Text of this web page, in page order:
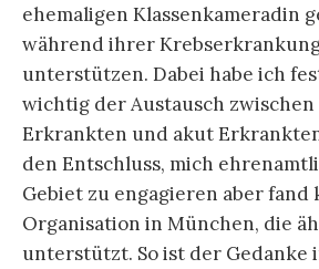
ehemaligen Klassenkameradin
während ihrer
unterstützen. Dabei habe ich
wichtig der Austausch zwischen
Erkrankten und akut
den Entschluss, mich
Gebiet zu engagieren aber fand
Organisation in München, die
unterstützt. So ist der Gedanke